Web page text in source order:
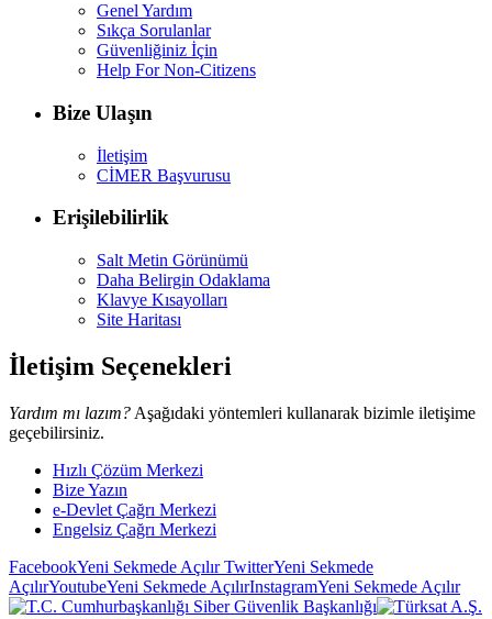
Genel Yardım
Sıkça Sorulanlar
Güvenliğiniz İçin
Help For Non-Citizens
Bize Ulaşın
İletişim
CİMER Başvurusu
Erişilebilirlik
Salt Metin Görünümü
Daha Belirgin Odaklama
Klavye Kısayolları
Site Haritası
İletişim Seçenekleri
Yardım mı lazım? Aşağıdaki yöntemleri kullanarak bizimle iletişime
geçebilirsiniz.
Hızlı Çözüm Merkezi
Bize Yazın
e-Devlet Çağrı Merkezi
Engelsiz Çağrı Merkezi
FacebookYeni Sekmede AçılırTwitterYeni Sekmede
AçılırYoutubeYeni Sekmede AçılırInstagramYeni Sekmede Açılır